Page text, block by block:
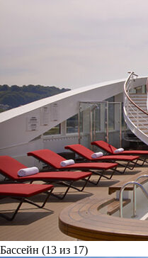
Бассейн (13 из 17)